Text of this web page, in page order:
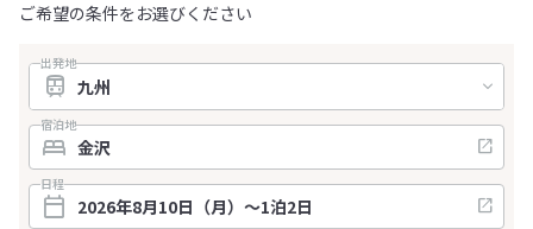
ご希望の条件をお選びください
出発地
宿泊地
日程